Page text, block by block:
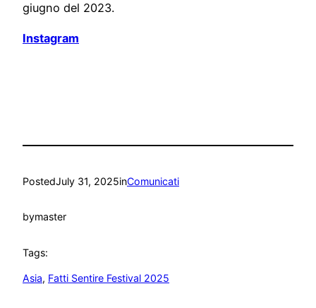
giugno del 2023.
Instagram
PostedJuly 31, 2025inComunicati
bymaster
Tags:
Asia, Fatti Sentire Festival 2025